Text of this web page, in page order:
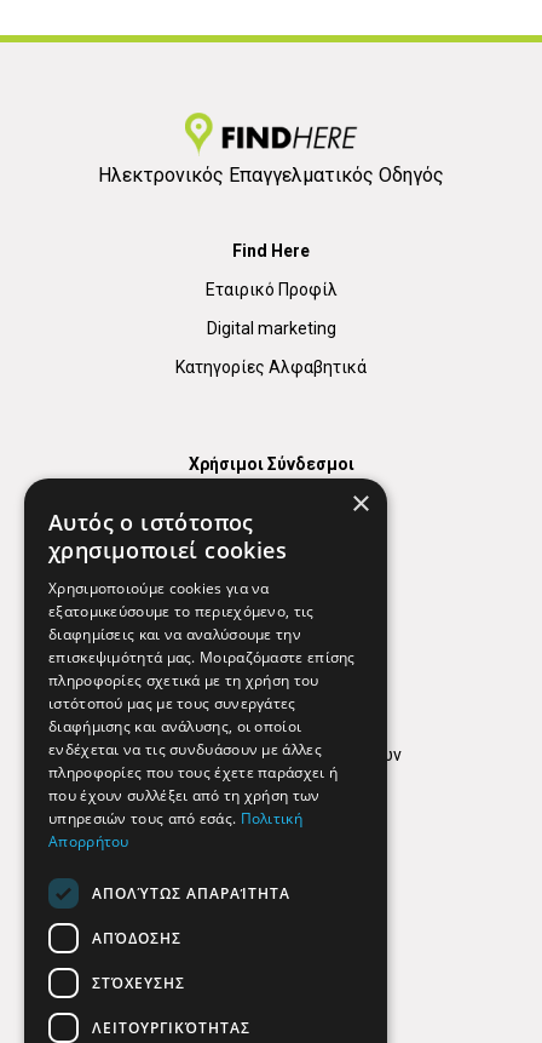
Ηλεκτρονικός Επαγγελματικός Οδηγός
Find Here
Εταιρικό Προφίλ
Digital marketing
Κατηγορίες Αλφαβητικά
Χρήσιμοι Σύνδεσμοι
Χρήσιμα Τηλέφωνα
Εφημερεύοντα Φαρμακεία
Απόρρητο
Όροι Χρήσης
Πολιτική προστασίας δεδομένων
Findhere
Social Media
×
Αυτός ο ιστότοπος
χρησιμοποιεί cookies
Χρησιμοποιούμε cookies για να
εξατομικεύσουμε το περιεχόμενο, τις
διαφημίσεις και να αναλύσουμε την
επισκεψιμότητά μας. Μοιραζόμαστε επίσης
πληροφορίες σχετικά με τη χρήση του
ιστότοπού μας με τους συνεργάτες
διαφήμισης και ανάλυσης, οι οποίοι
ενδέχεται να τις συνδυάσουν με άλλες
πληροφορίες που τους έχετε παράσχει ή
που έχουν συλλέξει από τη χρήση των
υπηρεσιών τους από εσάς. Πολιτική
Απορρήτου
ΑΠΟΛΎΤΩΣ ΑΠΑΡΑΊΤΗΤΑ
ΑΠΌΔΟΣΗΣ
ΣΤΌΧΕΥΣΗΣ
ΛΕΙΤΟΥΡΓΙΚΌΤΗΤΑΣ